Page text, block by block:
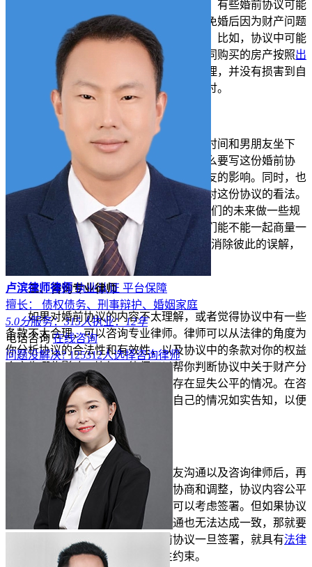
、婚后生活的一些规则等。有些婚前协议可能
只是对双方财产进行一个清晰的界定，避免婚后因为财产问题
，这其实是一种比较理性的做法。比如，协议中可能
规定婚前各自的房产归各自所有，婚后共同购买的房产按照出
分配等。如果协议内容比较公平合理，并没有损害到自
己的利益，那可以和男朋友心平气和地探讨。
二、与男朋友沟通想法
沟通是解决问题的关键。找个合适的时间和男朋友坐下
来，坦诚地交流彼此的想法。了解他为什么要写这份婚前协
议，是他自己的想法，还是受到了家人朋友的影响。同时，也
把自己的感受和想法告诉他，让他知道你对这份协议的看法。
比如，你可以说：“我理解你可能是想为我们的未来做一些规
划，但这份协议让我心里有点不舒服，我们能不能一起商量一
下，让它更公平合理。”通过沟通，也许能消除彼此的误解，
找到一个双方都能接受的方案。
三、咨询专业律师
如果对婚前协议的内容不太理解，或者觉得协议中有一些
条款不太合理，可以咨询专业律师。律师可以从法律的角度为
你分析协议的合法性和有效性，以及协议中的条款对你的权益
会产生哪些影响。比如，律师可以帮你判断协议中关于财产分
配的条款是否符合法律规定，是否存在显失公平的情况。在咨
询律师时，要把协议的详细内容和自己的情况如实告知，以便
律师给出准确的建议。
四、决定是否签署
在充分了解协议内容、和男朋友沟通以及咨询律师后，再
决定是否签署婚前协议。如果经过协商和调整，协议内容公平
合理，并且符合自己的意愿，那么可以考虑签署。但如果协议
中存在一些不合理的条款，经过沟通也无法达成一致，那就要
慎重考虑是否要签署。毕竟，婚前协议一旦签署，就具有法律
，会对双方的权利和义务 产生约束。
卢滨律师律师 执业认证 平台保障
擅长： 债权债务、刑事辩护、婚姻家庭
5.0分服务：315人执业：12年
电话咨询 在线咨询
问题没解决?125312人选择咨询律师